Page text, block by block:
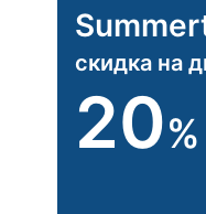
скидка на
20%